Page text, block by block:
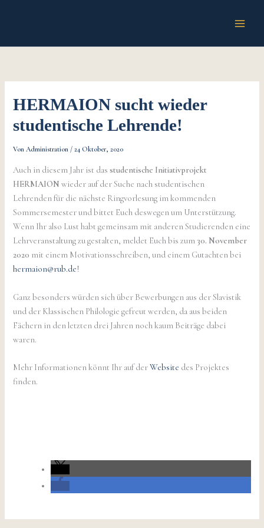
HERMAION sucht wieder
studentische Lehrende!
VonAdministration /24 Oktober, 2020
Auch in diesem Jahr ist dasstudentische Initiativprojekt
HERMAION wieder auf der Suche nach studentischen
Lehrenden für die nächste Ringvorlesung im kommenden
Sommersemester und bittet Euch deswegen um Unterstützung.
Wenn Ihr also Lust habt gemeinsam mit anderen Studierenden eine
Lehrveranstaltung zu gestalten, meldet Euch bis zum 30. November
2020 mit einem Motivationsschreiben, und einem Gutachten bei
hermaion@rub.de!
Ganz besonders würden sich über Bewerbungen aus der Slavistik
und der Klassischen Philologie gefreut werden, da aus beiden
Fächern in den letzten drei Jahren noch kaum Beiträge dabei
waren.
Mehr Informationen könnt Ihr auf derWebsite des Projektes
finden.